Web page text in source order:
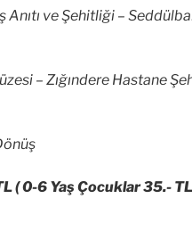
Anıtı ve Şehitliği –
– Zığındere Hastane
( 0-6 Yaş Çocuklar 35.-